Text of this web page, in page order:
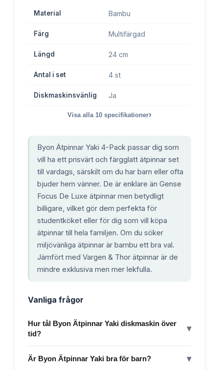
Material Bambu
Färg Multifärgad
Längd 24 cm
Antal i set 4 st
Diskmaskinsvänlig Ja
Visa alla 10 specifikationer›
Byon Ätpinnar Yaki 4-Pack passar dig som
vill ha ett prisvärt och färgglatt ätpinnar set
till vardags, särskilt om du har barn eller ofta
bjuder hem vänner. De är enklare än Gense
Focus De Luxe ätpinnar men betydligt
billigare, vilket gör dem perfekta för
studentköket eller för dig som vill köpa
ätpinnar till hela familjen. Om du söker
miljövänliga ätpinnar är bambu ett bra val.
Jämfört med Vargen & Thor ätpinnar är de
mindre exklusiva men mer lekfulla.
Vanliga frågor
Hur tål Byon Ätpinnar Yaki diskmaskin över
tid?
▾
Är Byon Ätpinnar Yaki bra för barn? ▾